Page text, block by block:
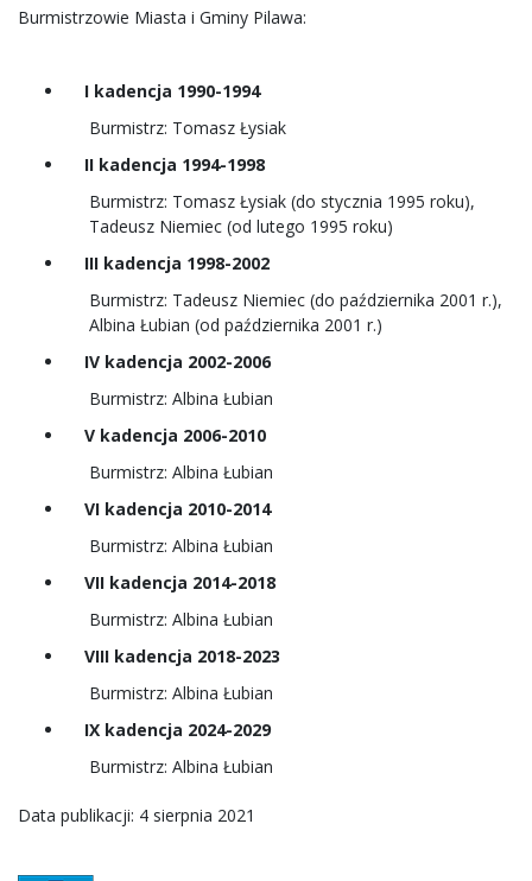
Burmistrzowie Miasta i Gminy Pilawa:
I kadencja 1990-1994
Burmistrz: Tomasz Łysiak
II kadencja 1994-1998
Burmistrz: Tomasz Łysiak (do stycznia 1995 roku),
Tadeusz Niemiec (od lutego 1995 roku)
III kadencja 1998-2002
Burmistrz: Tadeusz Niemiec (do października 2001 r.),
Albina Łubian (od października 2001 r.)
IV kadencja 2002-2006
Burmistrz: Albina Łubian
V kadencja 2006-2010
Burmistrz: Albina Łubian
VI kadencja 2010-2014
Burmistrz: Albina Łubian
VII kadencja 2014-2018
Burmistrz: Albina Łubian
VIII kadencja 2018-2023
Burmistrz: Albina Łubian
IX kadencja 2024-2029
Burmistrz: Albina Łubian
Data publikacji: 4 sierpnia 2021